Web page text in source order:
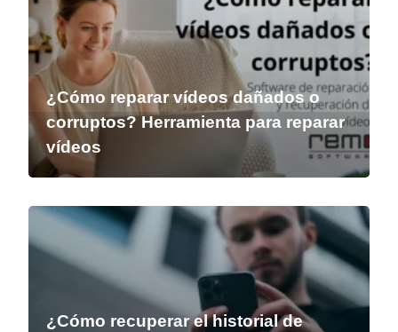
¿Cómo reparar vídeos dañados o
corruptos? Herramienta para reparar
vídeos
¿Cómo recuperar el historial de